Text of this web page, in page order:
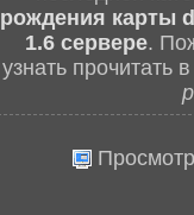
рождения карты
1.6 сервере.
узнать прочитать